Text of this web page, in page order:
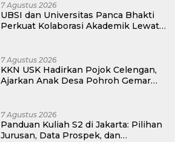
7 Agustus 2026
UBSI dan Universitas Panca Bhakti
Perkuat Kolaborasi Akademik Lewat
7 Agustus 2026
KKN USK Hadirkan Pojok Celengan,
Ajarkan Anak Desa Pohroh Gemar
7 Agustus 2026
Panduan Kuliah S2 di Jakarta: Pilihan
Jurusan, Data Prospek, dan